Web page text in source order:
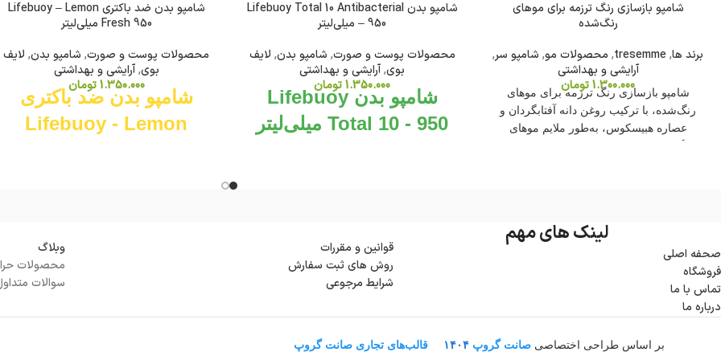
شامپو بازسازی رنگ ترزمه برای موهای
رنگ‌شده
برند ها,
tresemme
, محصولات مو, شامپو سر,
آرایشی و بهداشتی
1.300.000 تومان
شامپو بازسازی رنگ ترزمه برای موهای
رنگ‌شده، با ترکیب روغن دانه آفتابگردان و
عصاره هبیسکوس، به‌طور ملایم موهای
شامپو بدن Lifebuoy Total 10 Antibacterial
– 950 میلی‌لیتر
محصولات پوست و صورت, شامپو بدن, لایف
بوی,آرایشی و بهداشتی
1.350.000 تومان
شامپو بدن Lifebuoy
Total 10 - 950 میلی‌لیتر
محصول پوست را کاملاً تمیز و شاداب
می‌کند.
شامپو بدن ضد باکتری Lifebuoy – Lemon
Fresh 950 میلی‌لیتر
محصولات پوست و صورت, شامپو بدن, لایف
بوی,آرایشی و بهداشتی
1.350.000 تومان
شامپو بدن ضد باکتری
Lifebuoy - Lemon
محافظت از آن در برابر میکروب‌های مضر
لینک های مهم
صحفه اصلی
فروشگاه
تماس با ما
درباره ما
قوانین و مقررات
روش های ثبت سفارش
شرایط مرجوعی
وبلاگ
محصولات
سوالات
بر اساس طراحی اختصاصی صانت گروپ ۱۴۰۴ قالب‌های تجاری صانت گروپ